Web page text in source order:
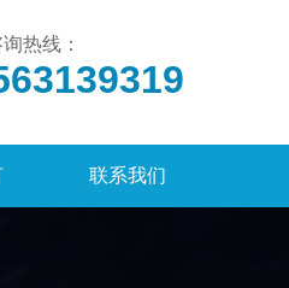
热线：
联系我们